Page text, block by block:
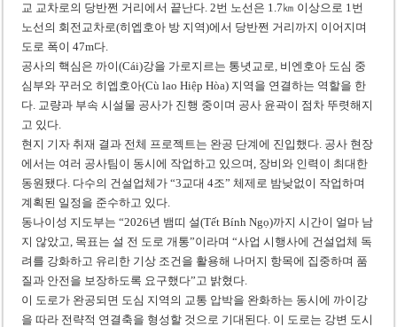
교 교차로의 당반쩐 거리에서 끝난다. 2번 노선은 1.7㎞ 이상으로 1번
노선의 회전교차로(히엡호아 방 지역)에서 당반쩐 거리까지 이어지며
도로 폭이 47m다.
공사의 핵심은 까이(Cái)강을 가로지르는 통녓교로, 비엔호아 도심 중
심부와 꾸러오 히엡호아(Cù lao Hiệp Hòa) 지역을 연결하는 역할을 한
다. 교량과 부속 시설물 공사가 진행 중이며 공사 윤곽이 점차 뚜렷해지
고 있다.
현지 기자 취재 결과 전체 프로젝트는 완공 단계에 진입했다. 공사 현장
에서는 여러 공사팀이 동시에 작업하고 있으며, 장비와 인력이 최대한
동원됐다. 다수의 건설업체가 “3교대 4조” 체제로 밤낮없이 작업하며
계획된 일정을 준수하고 있다.
동나이성 지도부는 “2026년 뱀띠 설(Tết Bính Ngọ)까지 시간이 얼마 남
지 않았고, 목표는 설 전 도로 개통”이라며 “사업 시행사에 건설업체 독
려를 강화하고 유리한 기상 조건을 활용해 나머지 항목에 집중하며 품
질과 안전을 보장하도록 요구했다”고 밝혔다.
이 도로가 완공되면 도심 지역의 교통 압박을 완화하는 동시에 까이강
을 따라 전략적 연결축을 형성할 것으로 기대된다. 이 도로는 강변 도시